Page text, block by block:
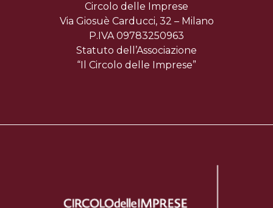
Circolo delle Imprese
Via Giosuè Carducci, 32 – Milano
P.IVA 09783250963
Statuto dell’Associazione
“Il Circolo delle Imprese”